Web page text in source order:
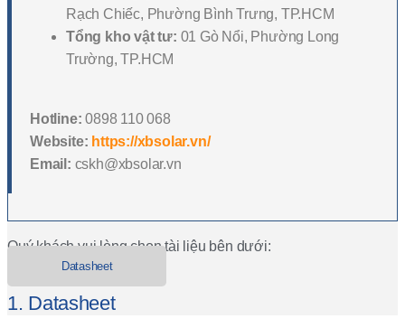
Rạch Chiếc, Phường Bình Trưng, TP.HCM
Tổng kho vật tư: 01 Gò Nổi, Phường Long
Trường, TP.HCM
Hotline: 0898 110 068
Website: https://xbsolar.vn/
Email: cskh@xbsolar.vn
Quý khách vui lòng chọn tài liệu bên dưới:
Datasheet
1. Datasheet